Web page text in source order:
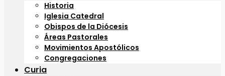
Historia
Iglesia Catedral
Obispos de la Diócesis
Áreas Pastorales
Movimientos Apostólicos
Congregaciones
Curia